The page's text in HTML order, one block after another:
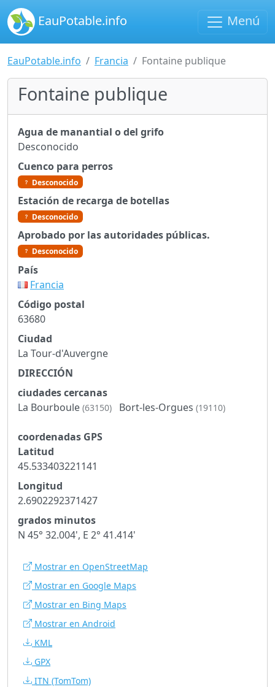
EauPotable.info Menú
EauPotable.info Francia Fontaine publique
Fontaine publique
Agua de manantial o del grifo
Desconocido
Cuenco para perros
Desconocido
Estación de recarga de botellas
Desconocido
Aprobado por las autoridades públicas.
Desconocido
País
Francia
Código postal
63680
Ciudad
La Tour-d'Auvergne
DIRECCIÓN
ciudades cercanas
La Bourboule (63150) Bort-les-Orgues (19110)
coordenadas GPS
Latitud
45.533403221141
Longitud
2.6902292371427
grados minutos
N 45° 32.004', E 2° 41.414'
Mostrar en OpenStreetMap
Mostrar en Google Maps
Mostrar en Bing Maps
Mostrar en Android
KML
GPX
ITN (TomTom)